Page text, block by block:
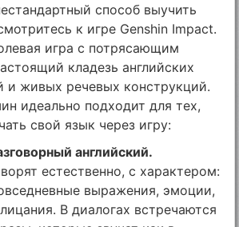
способ выучить
к игре Genshin Impact.
игра с потрясающим
кладезь английских
и живых речевых конструкций.
идеально подходит для тех,
свой язык через игру:
английский.
естественно, с характером:
выражения, эмоции,
В диалогах встречаются